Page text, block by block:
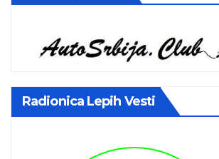
Radionica Lepih Vesti